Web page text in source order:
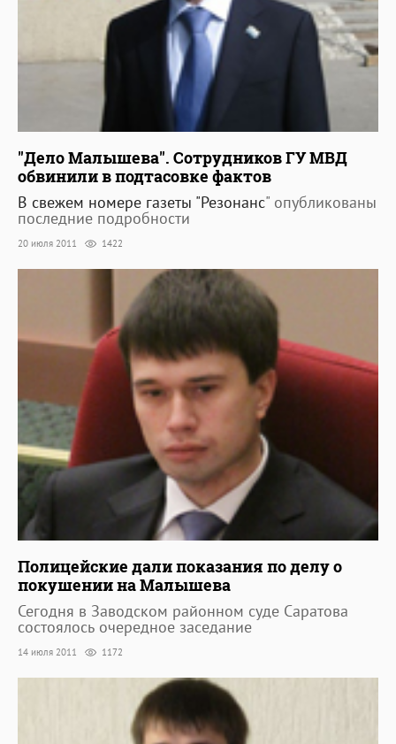
"Дело Малышева". Сотрудников ГУ МВД
обвинили в подтасовке фактов
В свежем номере газеты "Резонанс" опубликованы
последние подробности
20 июля 2011 1422
Полицейские дали показания по делу о
покушении на Малышева
Сегодня в Заводском районном суде Саратова
состоялось очередное заседание
14 июля 2011 1172